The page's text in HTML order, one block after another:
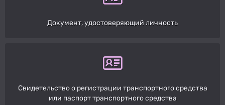
Документ, удостоверяющий личность
Свидетельство о регистрации транспортного средства
или паспорт транспортного средства